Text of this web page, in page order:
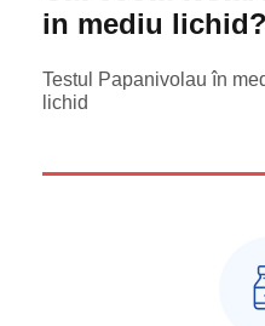
in mediu lichid?
Testul Papanivolau în
lichid